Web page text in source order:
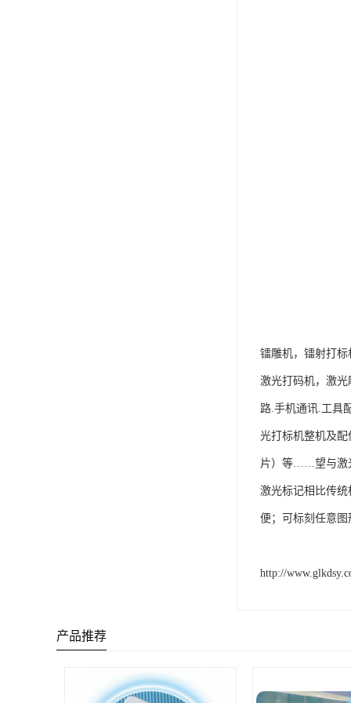
镭雕机，镭射打标
激光打码机，激
路.手机通讯.工具
光打标机整机及
片）等……望与激
激光标记相比传
便；可标刻任意
http://
产品推荐